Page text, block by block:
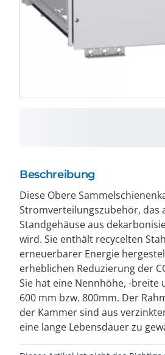
Beschreibung
Diese Obere
Stromverteilungszubehör, das
Standgehäuse aus
wird. Sie enthält recycelten
erneuerbarer Energie
erheblichen Reduzierung der
Sie hat eine Nennhöhe, -breite
600 mm bzw. 800mm. Der
der Kammer sind aus
eine lange Lebensdauer zu
Paneele sind aus Stahlblech
Polyester-
ebenmäßiges Aussehen. Die
(RAL 7035) Farbe mit einem
Griff. Es wird mit einer
Rückwand und vier
Kammer hat die Schutzart
gegen das Eindringen von
Gehäuse ist außerdem